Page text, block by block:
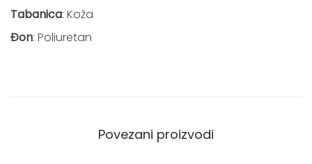
č
i
Tabanica: Koža
Đon: Poliuretan
Povezani proizvodi